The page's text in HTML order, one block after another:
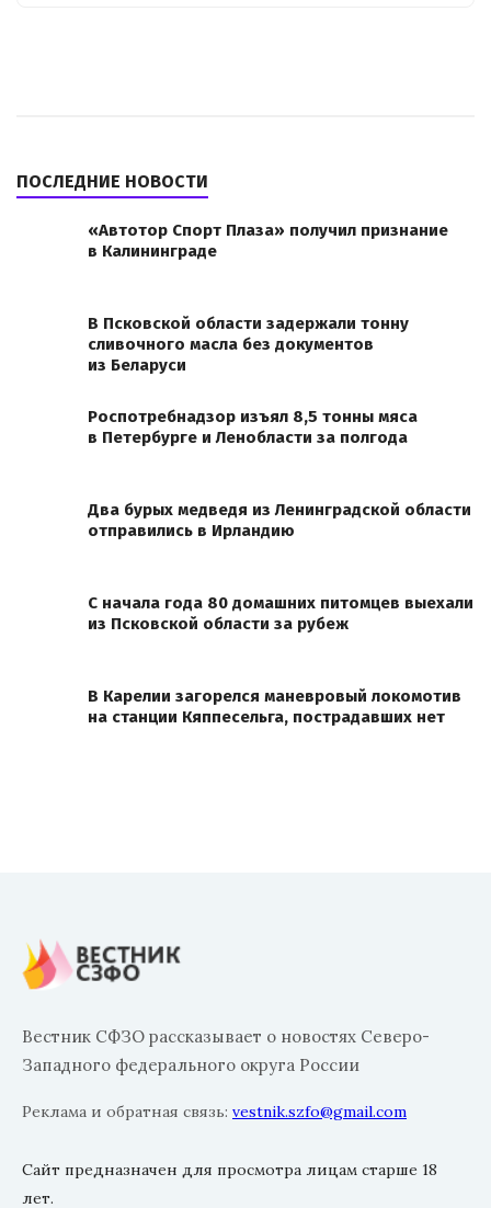
ПОСЛЕДНИЕ НОВОСТИ
«Автотор Спорт Плаза» получил признание
в Калининграде
В Псковской области задержали тонну
сливочного масла без документов
из Беларуси
Роспотребнадзор изъял 8,5 тонны мяса
в Петербурге и Ленобласти за полгода
Два бурых медведя из Ленинградской области
отправились в Ирландию
С начала года 80 домашних питомцев выехали
из Псковской области за рубеж
В Карелии загорелся маневровый локомотив
на станции Кяппесельга, пострадавших нет
Вестник СФЗО рассказывает о новостях Северо-
Западного федерального округа России
Реклама и обратная связь: vestnik.szfo@gmail.com
Сайт предназначен для просмотра лицам старше 18
лет.